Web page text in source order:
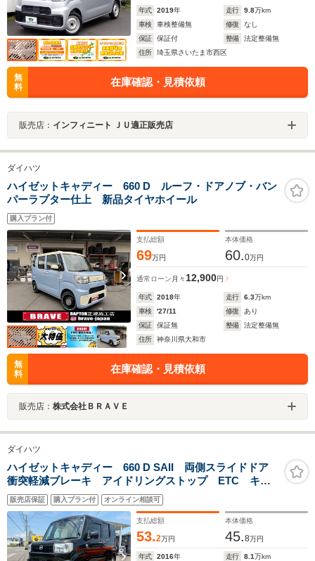
年式 2019年 走行 9.8万km
車検
車検整備無 修復
なし
保証
保証付 整備
法定整備無
住所
埼玉県さいたま市西区
無
料
在庫確認・見積依頼
販売店： インフィニート ＪＵ適正販売店
ダイハツ
ハイゼットキャディー 660 D ルーフ・ドアノブ・バン
パーラプター仕上 新品タイヤホイール
購入プラン付
支払総額
69万円
本体価格
60.0万円
通常ローン 月々 12,900円
年式 2018年 走行 6.3万km
車検
'27/11 修復
あり
保証
保証無 整備
法定整備無
住所
神奈川県大和市
無
料
在庫確認・見積依頼
販売店： 株式会社ＢＲＡＶＥ
ダイハツ
ハイゼットキャディー 660 D SAII 両側スライドドア
衝突軽減ブレーキ アイドリングストップ ETC キー
レスキー ウインカーミラー USB接続 AUX 盗難防
止装置
販売店保証 購入プラン付 オンライン相談可
支払総額
53.2万円
本体価格
45.8万円
年式 2016年 走行 8.1万km